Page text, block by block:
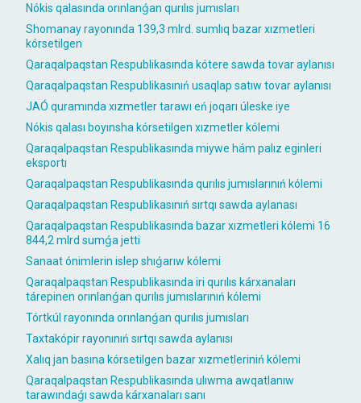
Nókis qalasında orınlanǵan qurılıs jumısları
Shomanay rayonında 139,3 mlrd. sumlıq bazar xızmetleri
kórsetilgen
Qaraqalpaqstan Respublikasında kótere sawda tovar aylanısı
Qaraqalpaqstan Respublikasınıń usaqlap satıw tovar aylanısı
JAÓ quramında xızmetler tarawı eń joqarı úleske iye
Nókis qalası boyınsha kórsetilgen xızmetler kólemi
Qaraqalpaqstan Respublikasında miywe hám palız eginleri
eksportı
Qaraqalpaqstan Respublikasında qurılıs jumıslarınıń kólemi
Qaraqalpaqstan Respublikasınıń sırtqı sawda aylanası
Qaraqalpaqstan Respublikasında bazar xızmetleri kólemi 16
844,2 mlrd sumǵa jetti
Sanaat ónimlerin islep shıǵarıw kólemi
Qaraqalpaqstan Respublikasında iri qurılıs kárxanaları
tárepinen orınlanǵan qurılıs jumıslarınıń kólemi
Tórtkúl rayonında orınlanǵan qurılıs jumısları
Taxtakópir rayonınıń sırtqı sawda aylanısı
Xalıq jan basına kórsetilgen bazar xızmetleriniń kólemi
Qaraqalpaqstan Respublikasında ulıwma awqatlanıw
tarawındaǵı sawda kárxanaları sanı